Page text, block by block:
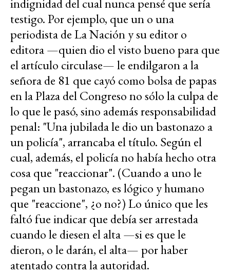
indignidad del cual nunca pensé que sería
testigo. Por ejemplo, que un o una
periodista de La Nación y su editor o
editora —quien dio el visto bueno para que
el artículo circulase— le endilgaron a la
señora de 81 que cayó como bolsa de papas
en la Plaza del Congreso no sólo la culpa de
lo que le pasó, sino además responsabilidad
penal: "Una jubilada le dio un bastonazo a
un policía", arrancaba el título. Según el
cual, además, el policía no había hecho otra
cosa que "reaccionar". (Cuando a uno le
pegan un bastonazo, es lógico y humano
que "reaccione", ¿o no?) Lo único que les
faltó fue indicar que debía ser arrestada
cuando le diesen el alta —si es que le
dieron, o le darán, el alta— por haber
atentado contra la autoridad.